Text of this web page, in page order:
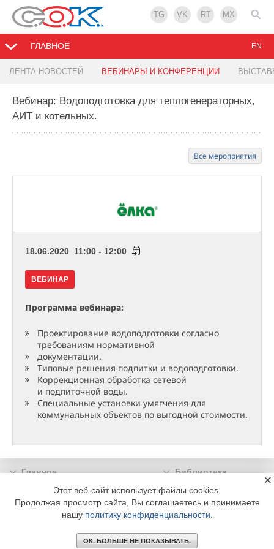
TG VK RT MX
ГЛАВНОЕ
ЛЕНТА НОВОСТЕЙ ВЕБИНАРЫ И КОНФЕРЕНЦИИ
EN
Вебинар: Водоподготовка для теплогенераторных,
АИТ и котельных.
Все мероприятия
18.06.2020 11:00 - 12:00
ВЕБИНАР
Программа вебинара:
Проектирование водоподготовки согласно
требованиям нормативной
документации.
Типовые решения подпитки и водоподготовки.
Коррекционная обработка сетевой
и подпиточной воды.
Специальные установки умягчения для
коммунальных объектов по выгодной стоимости.
Главное
Библиотека
Подписка
Реклама
Информация
© 2002 - 2026 OOO Издательский дом «МЕДИА ТЕХНОЛОДЖИ» +7 (495) 665-00-
Этот веб-сайт использует файлы cookies.
Продолжая просмотр сайта, Вы соглашаетесь и принимаете
нашу политику конфиденциальности
ОК. БОЛЬШЕ НЕ ПОКАЗЫВАТЬ.
×